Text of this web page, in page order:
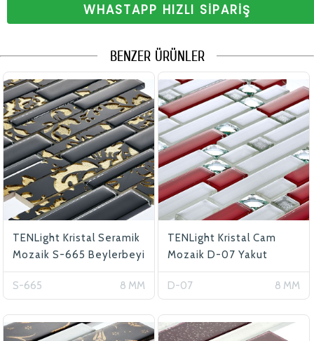
WHASTAPP HIZLI SİPARİŞ
BENZER ÜRÜNLER
TENLight Kristal Seramik
Mozaik S-665 Beylerbeyi
S-665 8 MM
TENLight Kristal Cam
Mozaik D-07 Yakut
D-07 8 MM